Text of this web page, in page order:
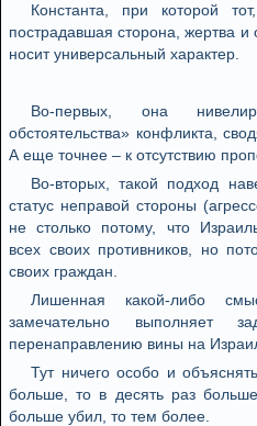
Константа, при которой
пострадавшая сторона, жертва и
носит универсальный характер.
Во-первых, она
обстоятельства» конфликта,
А еще точнее – к отсутствию
Во-вторых, такой подход
статус неправой стороны
не столько потому, что
всех своих противников, но
своих граждан.
Лишенная какой-либо
замечательно выполняет
перенаправлению вины на
Тут ничего особо и
больше, то в десять раз
больше убил, то тем более.